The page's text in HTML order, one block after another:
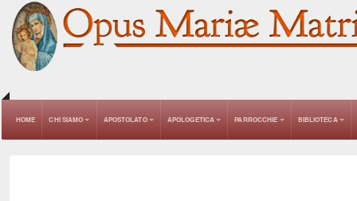
HOME CHI SIAMO APOSTOLATO APOLOGETICA PARROCCHIE BIBLIOTECA